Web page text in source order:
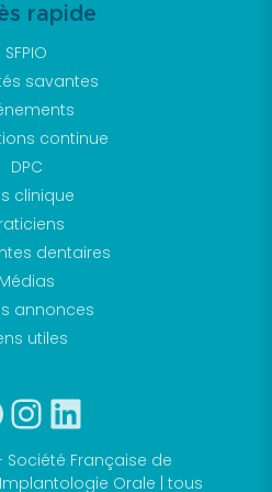
rapide
SFPIO
savantes
continue
DPC
clinique
dentaires
Médias
annonces
utiles
Facebook
Instagram
Société Française de
Orale | tous